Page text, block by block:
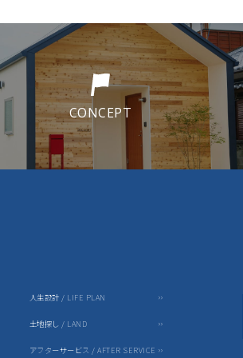
CONCEPT
人生設計 / LIFE PLAN
土地探し / LAND
アフターサービス / AFTER SERVICE